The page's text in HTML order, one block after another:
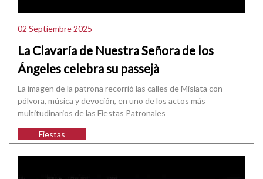
02 Septiembre 2025
La Clavaría de Nuestra Señora de los
Ángeles celebra su passejà
La imagen de la patrona recorrió las calles de Mislata con
pólvora, música y devoción, en uno de los actos más
multitudinarios de las Fiestas Patronales
Fiestas